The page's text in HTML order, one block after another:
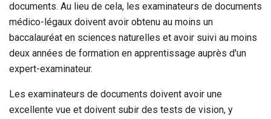
documents. Au lieu de cela, les examinateurs de documents
médico-légaux doivent avoir obtenu au moins un
baccalauréat en sciences naturelles et avoir suivi au moins
deux années de formation en apprentissage auprès d'un
expert-examinateur.
Les examinateurs de documents doivent avoir une
excellente vue et doivent subir des tests de vision, y